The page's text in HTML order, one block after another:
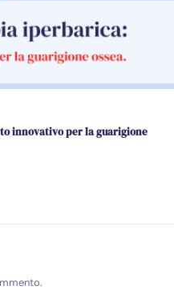
innovativo per la guarigione